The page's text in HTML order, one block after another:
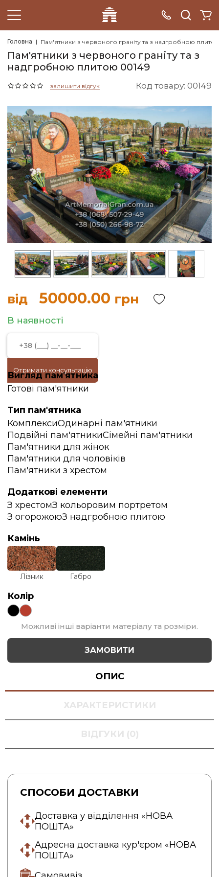
Головна Пам'ятники з червоного граніту та з надгробною
Пам'ятники з червоного граніту та з
надгробною плитою 00149
залишити відгук Код товару: 00149
від 50000.00 грн
В наявності
Отримати консультацію
Вигляд пам'ятника
Готові пам'ятники
Тип пам'ятника
КомплексиОдинарні пам'ятники
Подвійні пам'ятникиСімейні пам'ятники
Пам'ятники для жінок
Пам'ятники для чоловіків
Пам'ятники з хрестом
Додаткові елементи
З хрестомЗ кольоровим портретом
З огорожоюЗ надгробною плитою
Камінь
Лізник Габро
Колір
Можливі інші варіанти матеріалу та розміри.
ЗАМОВИТИ
ОПИС
ХАРАКТЕРИСТИКИ
ВІДГУКИ (0)
СПОСОБИ ДОСТАВКИ
Доставка у відділення «НОВА
ПОШТА»
Адресна доставка кур'єром «НОВА
ПОШТА»